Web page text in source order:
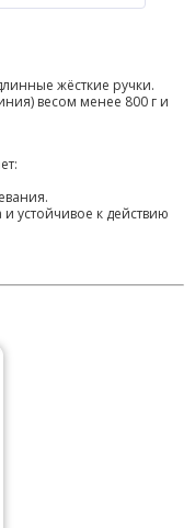
жёсткие ручки.
весом менее 800 г и
устойчивое к действию